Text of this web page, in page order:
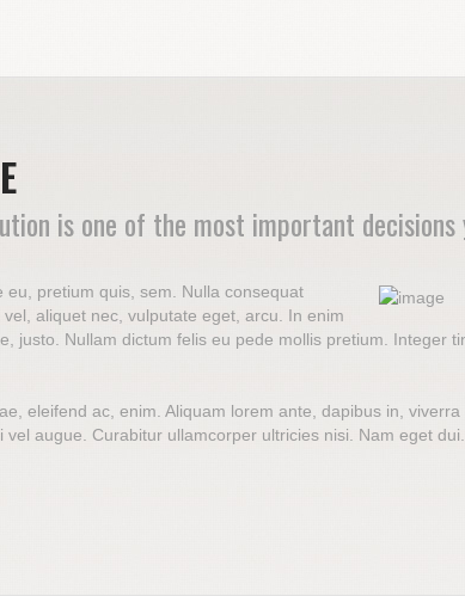
is one of the most important
pretium quis, sem. Nulla consequat
aliquet nec, vulputate eget, arcu. In enim
justo. Nullam dictum felis eu pede mollis pretium. Integer
eleifend ac, enim. Aliquam lorem ante, dapibus in,
augue. Curabitur ullamcorper ultricies nisi. Nam eget